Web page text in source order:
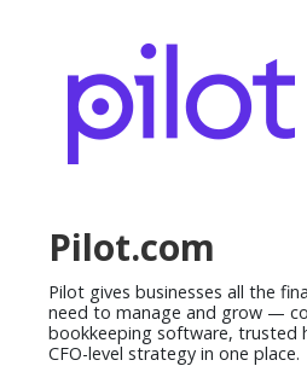
Pilot.com
Pilot gives businesses all the
need to manage and grow —
bookkeeping software, trusted
CFO-level strategy in one place.